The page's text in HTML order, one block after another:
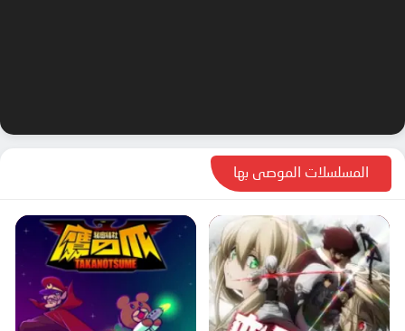
المسلسلات الموصى بها